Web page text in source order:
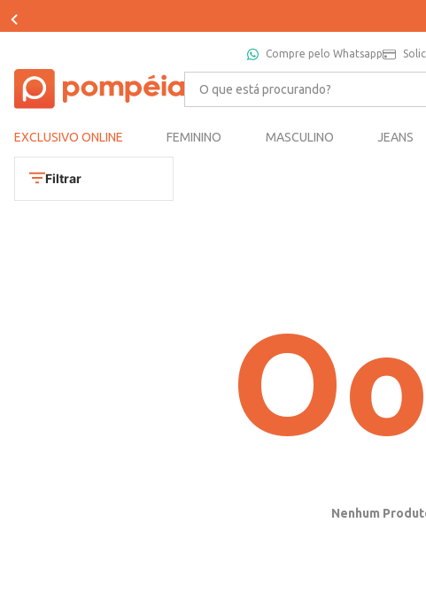
Compre pelo Whatsapp
O que está procurando?
EXCLUSIVO ONLINE FEMININO MASCULINO JEANS
Filtrar